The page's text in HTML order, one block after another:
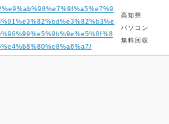
高知県
パソコン
無料回収